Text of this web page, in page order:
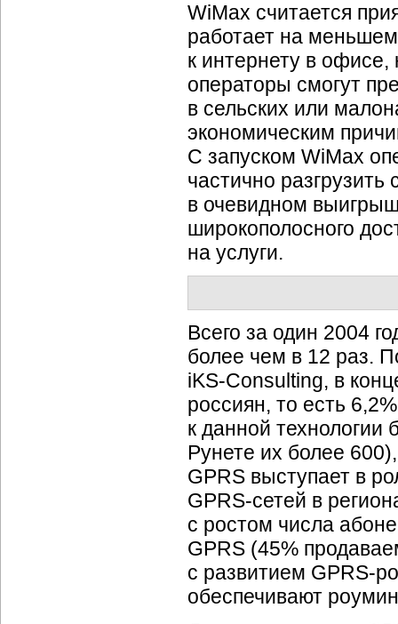
WiMax считается
работает на меньшем
к интернету в
операторы смогут
в сельских или
экономическим
С запуском WiMax
частично
в очевидном
широкополосного
на услуги.
Всего за один 2004
более чем в 12 раз.
iKS-Consulting, в
россиян, то есть
к данной технологии
Рунете их более
GPRS выступает в
GPRS-сетей в
с ростом числа
GPRS (45%
с развитием GPRS-
обеспечивают